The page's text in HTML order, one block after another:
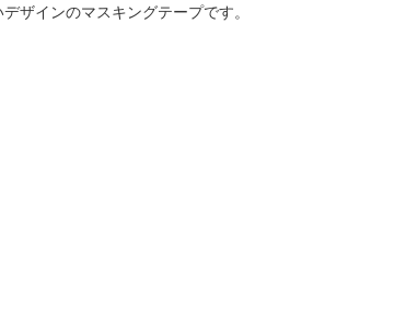
ザインのマスキングテープです。